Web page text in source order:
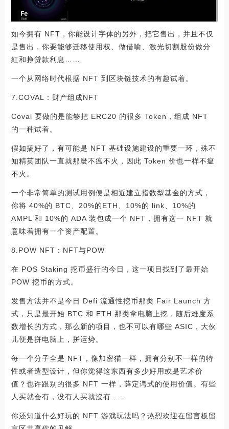
如今拥有 NFT，你能设计字体的另外，把它售出，并且不仅
是售出，你要能够迁移使用权、做借喻、激光切割股份做分
紅和挣贷款利息……
一个从网络时代根据 NFT 到区块链技术的有趣试着。
7.COVAL：财产组成NFT
Coval 要做的是能够把 ERC20 的很多 Token，组成 NFT
的一种试着。
假如搞好了，有可能是 NFT 基础设施建设的重要一环，殊不
知精英团队一直就那麼不瘟不火，因此 Token 价也一样不瘟
不火。
一个非常简单的测试用例便是相近建立指数型基金的方式，
你将 40%的 BTC、20%的ETH、10%的 link、10%的
AMPL 和 10%的 ADA 装包成一个 NFT，拥有这一 NFT 就
意味着拥有一个资产配置。
8.POW NFT：NFT与POW
在 POS Staking 挖币盛行的今日，这一项目找到了最开始
POW 挖币的方式。
发售方法并不是今日 Defi 流通性挖币那类 Fair Launch 方
式，只是最开始 BTC 和 ETH 那类拿电脑上挖，随后难度系
数增长的方式，那么新的项目，也不可以有哪些 ASIC，大伙
儿便是拼电脑上，拼运势。
每一个分子全是 NFT，像加密猫一样，拥有分别不一样的特
性或者造型设计，但你觉得这东西有多少好用或是艺术价
值？也许跟别的很多 NFT 一样，薛定谔式的使用价值。有些
人买就会有，没有人买就沒有……
你还知道什么好玩的 NFT 游戏玩法吗？热烈欢迎在留言板留